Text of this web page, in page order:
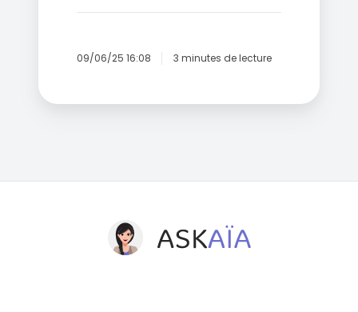
09/06/25 16:08 3 minutes de lecture